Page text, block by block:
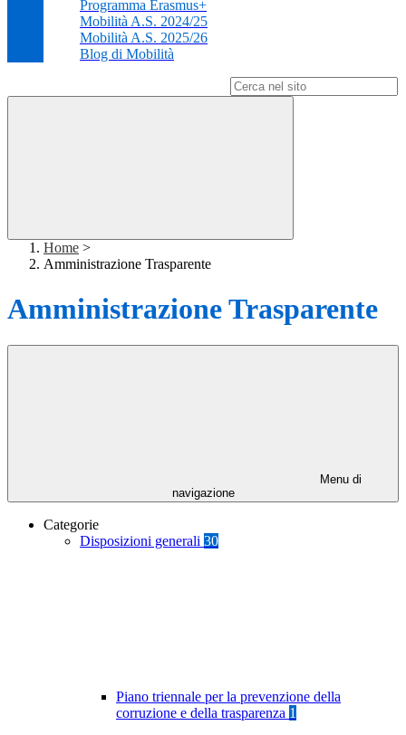
Programma Erasmus+
Mobilità A.S. 2024/25
Mobilità A.S. 2025/26
Blog di Mobilità
Home >
Amministrazione Trasparente
Amministrazione Trasparente
Menu di
navigazione
Categorie
Disposizioni generali 30
Piano triennale per la prevenzione della
corruzione e della trasparenza 1